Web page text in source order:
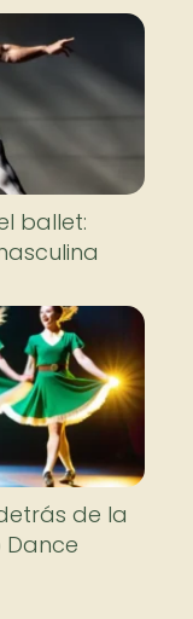
ballet:
de la